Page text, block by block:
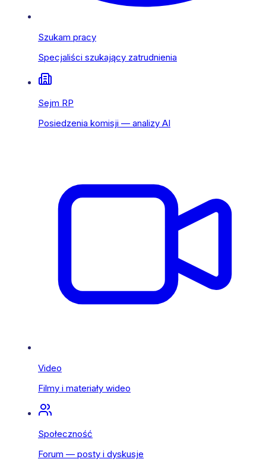
Szukam pracy
Specjaliści szukający zatrudnienia
Sejm RP
Posiedzenia komisji — analizy AI
Video
Filmy i materiały wideo
Społeczność
Forum — posty i dyskusje